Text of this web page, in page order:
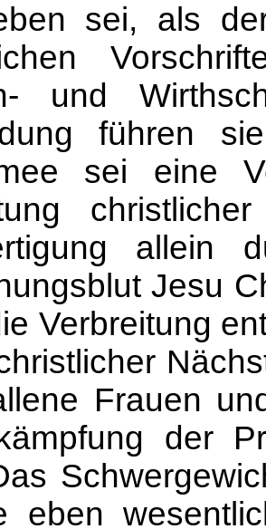
sei, als
und
führen
sei eine
allein
Jesu
Verbreitung
Frauen
der
eben